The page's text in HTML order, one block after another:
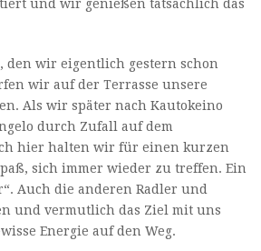
und wir genießen tatsächlich das
den wir eigentlich gestern schon
wir auf der Terrasse unsere
Als wir später nach Kautokeino
durch Zufall auf dem
hier halten wir für einen kurzen
sich immer wieder zu treffen. Ein
Auch die anderen Radler und
und vermutlich das Ziel mit uns
Energie auf den Weg.